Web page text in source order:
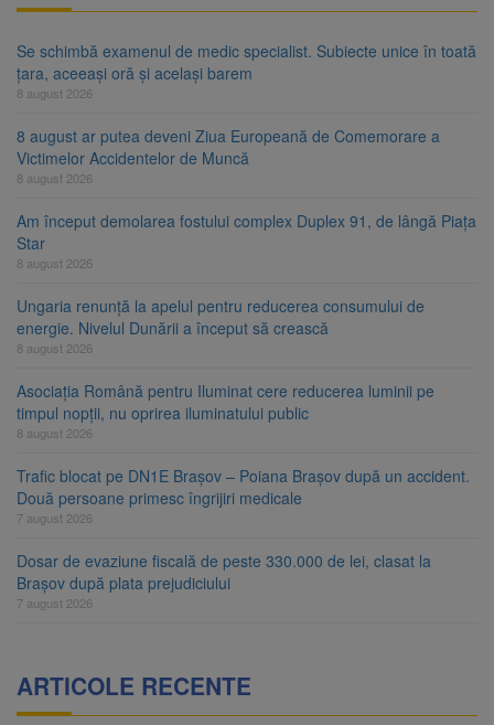
Se schimbă examenul de medic specialist. Subiecte unice în toată
țara, aceeași oră și același barem
8 august 2026
8 august ar putea deveni Ziua Europeană de Comemorare a
Victimelor Accidentelor de Muncă
8 august 2026
Am început demolarea fostului complex Duplex 91, de lângă Piața
Star
8 august 2026
Ungaria renunță la apelul pentru reducerea consumului de
energie. Nivelul Dunării a început să crească
8 august 2026
Asociația Română pentru Iluminat cere reducerea luminii pe
timpul nopții, nu oprirea iluminatului public
8 august 2026
Trafic blocat pe DN1E Brașov – Poiana Brașov după un accident.
Două persoane primesc îngrijiri medicale
7 august 2026
Dosar de evaziune fiscală de peste 330.000 de lei, clasat la
Brașov după plata prejudiciului
7 august 2026
ARTICOLE RECENTE